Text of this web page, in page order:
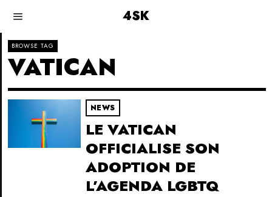
4SK
BROWSE TAG
VATICAN
NEWS
LE VATICAN
OFFICIALISE SON
ADOPTION DE
L’AGENDA LGBTQ